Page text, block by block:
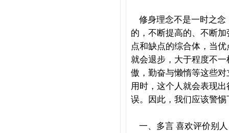
修身理念不是一时之
的，不断提高的、不断
点和缺点的综合体，当
就会退步，大于程度不
傲，勤奋与懒惰等这些
用时，这个人就会表现
误。因此，我们应该警
一、多言 喜欢评价别